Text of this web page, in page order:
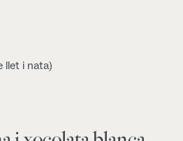
llet i nata)